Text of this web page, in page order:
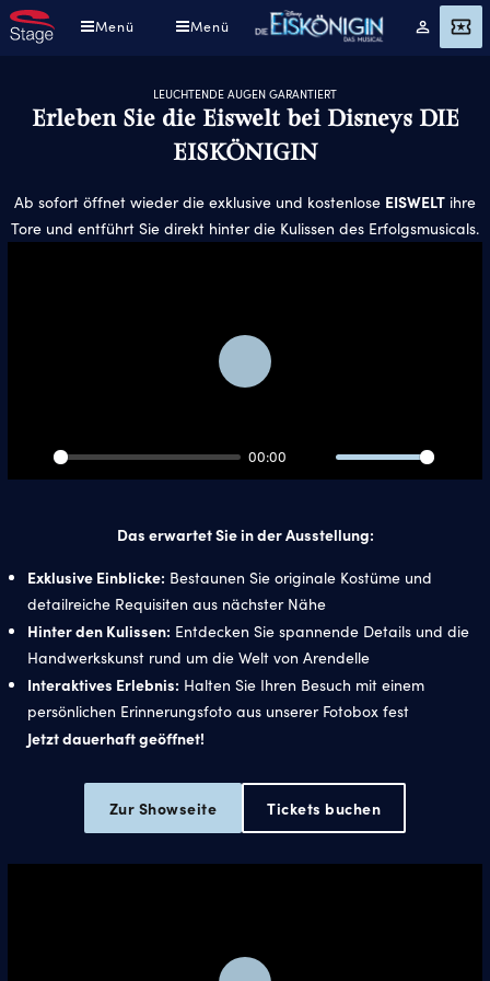
Direkt
zum
Menü Menü
Mein
Konto
Angebot
LEUCHTENDE AUGEN GARANTIERT
Erleben Sie die Eiswelt bei Disneys DIE
EISKÖNIGIN
Ab sofort öffnet wieder die exklusive und kostenlose EISWELT ihre
Tore und entführt Sie direkt hinter die Kulissen des Erfolgsmusicals.
Play
00:00
Mute
Play
Das erwartet Sie in der Ausstellung:
Exklusive Einblicke: Bestaunen Sie originale Kostüme und
detailreiche Requisiten aus nächster Nähe
Hinter den Kulissen: Entdecken Sie spannende Details und die
Handwerkskunst rund um die Welt von Arendelle
Interaktives Erlebnis: Halten Sie Ihren Besuch mit einem
persönlichen Erinnerungsfoto aus unserer Fotobox fest
Jetzt dauerhaft geöffnet!
Zur Showseite Tickets buchen